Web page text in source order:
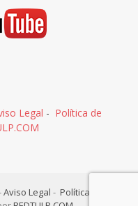
Legal - Política de
Aviso Legal - Política de